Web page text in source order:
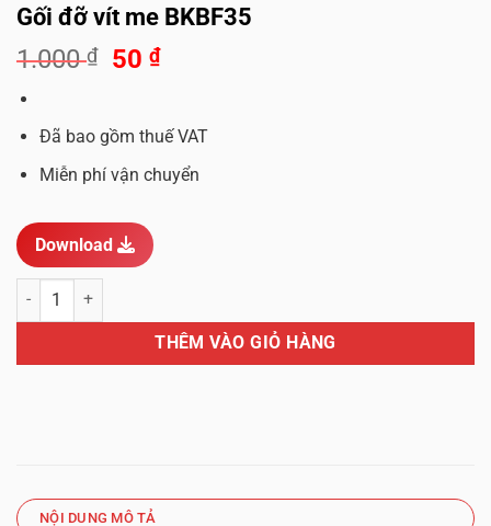
Gối đỡ vít me BKBF35
1.000₫
Giá
1.000 ₫.
50₫Giá
là:
50 ₫.
Đã bao gồm thuế VAT
Miễn phí vận chuyển
Download
Gối đỡ vít me BKBF35 số lượng
THÊM VÀO GIỎ HÀNG
NỘI DUNG MÔ TẢ